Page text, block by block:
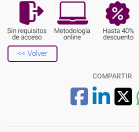
<< Volver
COMPARTIR